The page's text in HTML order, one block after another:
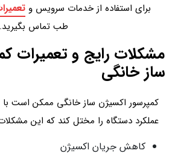
برای استفاده از خدمات سرویس و
طب تماس بگیرید.
مشکلات رایج و تعمیرات
ساز خانگی
کمپرسور اکسیژن ساز خانگی ممکن است
عملکرد دستگاه را مختل کند که این
کاهش جریان اکسیژن